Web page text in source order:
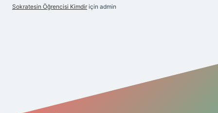
Sokratesin Öğrencisi Kimdir için admin